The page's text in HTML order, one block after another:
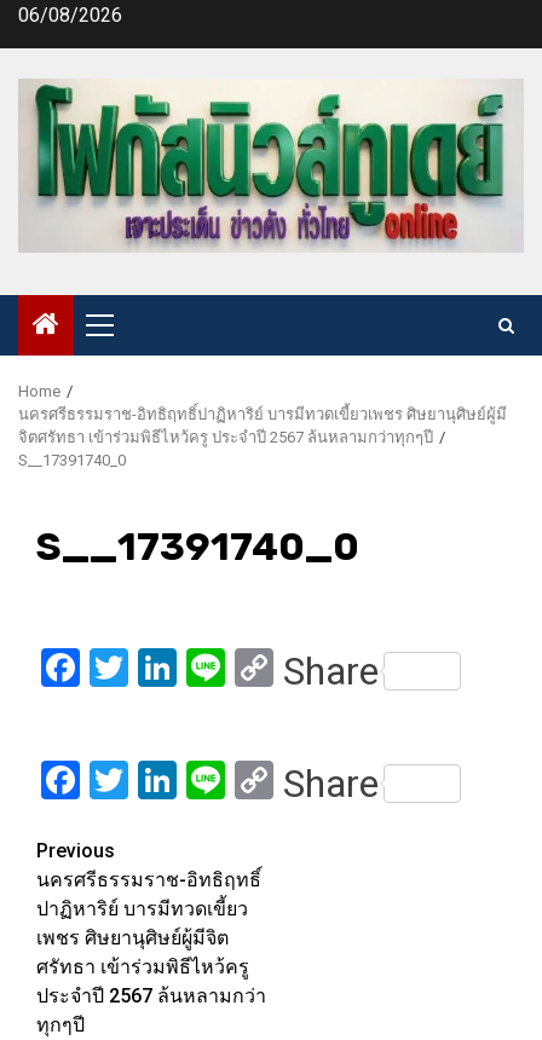
Skip06/08/2026
Primary
Menu
Home
นครศรีธรรมราช-อิทธิฤทธิ์ปาฏิหาริย์ บารมีทวดเขี้ยวเพชร ศิษยานุศิษย์ผู้มี
จิตศรัทธา เข้าร่วมพิธีไหว้ครู ประจำปี 2567 ล้นหลามกว่าทุกๆปี
S__17391740_0
S__17391740_0
Facebook
Twitter
LinkedIn
LineCopy
Share
Facebook
Twitter
LinkedIn
LineCopy
Share
Post
navigation
Previous
นครศรีธรรมราช-อิทธิฤทธิ์
ปาฏิหาริย์ บารมีทวดเขี้ยว
เพชร ศิษยานุศิษย์ผู้มีจิต
ศรัทธา เข้าร่วมพิธีไหว้ครู
ประจำปี 2567 ล้นหลามกว่า
ทุกๆปี